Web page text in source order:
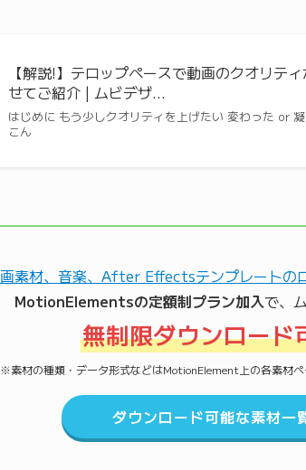
【解説!】テロップペースで動画のクオリテ
せてご紹介 | ムビデザ…
はじめに もう少しクオリティを上げたい 変わった or
こん
MotionElementsの定額制プラン加入で、
無制限ダウンロード
※素材の種類・データ形式などはMotionElement上の各素材ペ
ダウンロード可能な素材一